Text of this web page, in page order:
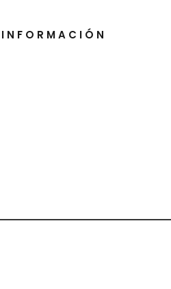
INFORMACIÓN